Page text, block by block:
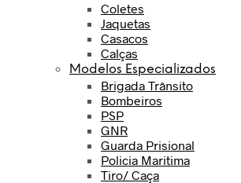
Coletes
Jaquetas
Casacos
Calças
Modelos Especializados
Brigada Trânsito
Bombeiros
PSP
GNR
Guarda Prisional
Policia Maritima
Tiro/ Caça